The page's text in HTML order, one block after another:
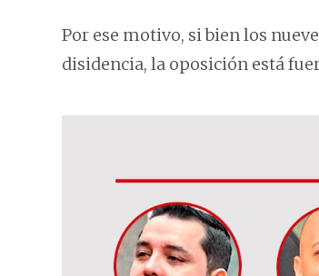
Por ese motivo, si bien los
disidencia, la oposición está